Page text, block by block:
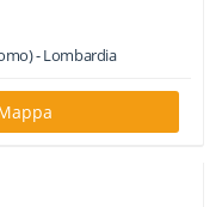
-Lombardia